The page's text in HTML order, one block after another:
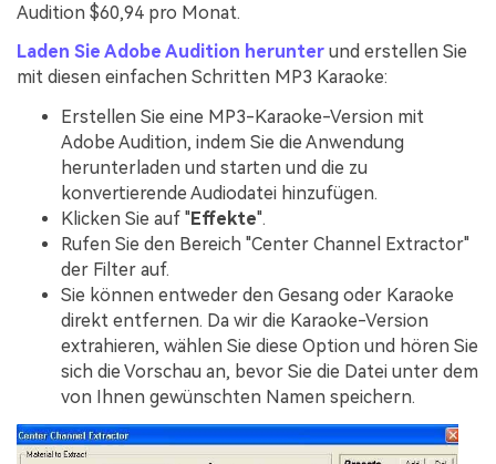
Audition $60,94 pro Monat.
Laden Sie Adobe Audition herunter und erstellen Sie
mit diesen einfachen Schritten MP3 Karaoke:
Erstellen Sie eine MP3-Karaoke-Version mit
Adobe Audition, indem Sie die Anwendung
herunterladen und starten und die zu
konvertierende Audiodatei hinzufügen.
Klicken Sie auf "Effekte".
Rufen Sie den Bereich "Center Channel Extractor"
der Filter auf.
Sie können entweder den Gesang oder Karaoke
direkt entfernen. Da wir die Karaoke-Version
extrahieren, wählen Sie diese Option und hören Sie
sich die Vorschau an, bevor Sie die Datei unter dem
von Ihnen gewünschten Namen speichern.